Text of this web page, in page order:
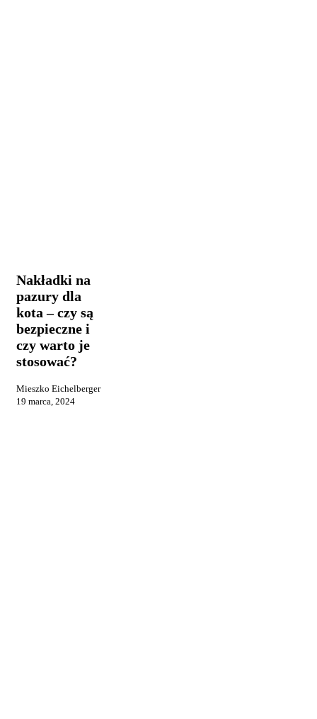
dla
kota
–
czy
są
bezpieczne
i
czy
je
stosować?
Nakładki na
pazury dla
kota – czy są
bezpieczne i
czy warto je
stosować?
Mieszko Eichelberger
19 marca, 2024